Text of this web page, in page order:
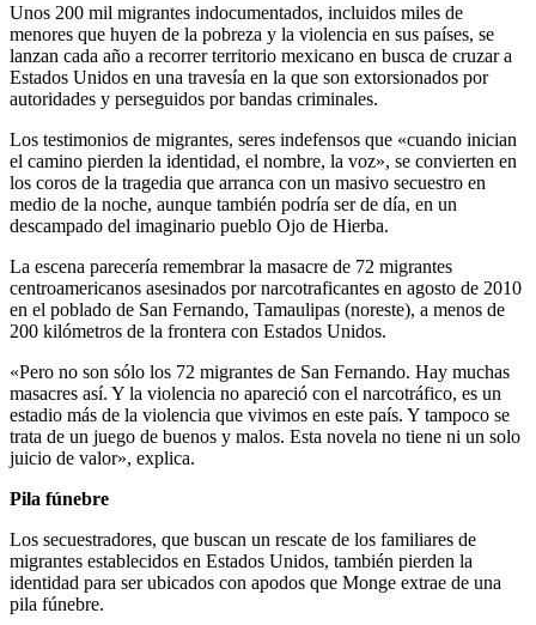
Unos 200 mil migrantes indocumentados, incluidos miles de
menores que huyen de la pobreza y la violencia en sus países, se
lanzan cada año a recorrer territorio mexicano en busca de cruzar a
Estados Unidos en una travesía en la que son extorsionados por
autoridades y perseguidos por bandas criminales.
Los testimonios de migrantes, seres indefensos que «cuando inician
el camino pierden la identidad, el nombre, la voz», se convierten en
los coros de la tragedia que arranca con un masivo secuestro en
medio de la noche, aunque también podría ser de día, en un
descampado del imaginario pueblo Ojo de Hierba.
La escena parecería remembrar la masacre de 72 migrantes
centroamericanos asesinados por narcotraficantes en agosto de 2010
en el poblado de San Fernando, Tamaulipas (noreste), a menos de
200 kilómetros de la frontera con Estados Unidos.
«Pero no son sólo los 72 migrantes de San Fernando. Hay muchas
masacres así. Y la violencia no apareció con el narcotráfico, es un
estadio más de la violencia que vivimos en este país. Y tampoco se
trata de un juego de buenos y malos. Esta novela no tiene ni un solo
juicio de valor», explica.
Pila fúnebre
Los secuestradores, que buscan un rescate de los familiares de
migrantes establecidos en Estados Unidos, también pierden la
identidad para ser ubicados con apodos que Monge extrae de una
pila fúnebre.